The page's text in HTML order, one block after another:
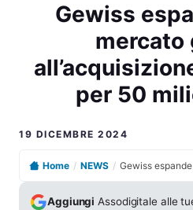
Gewiss
mercato
per 50
19 DICEMBRE 2024
Home / NEWS /
Aggiungi Assodigitale alle